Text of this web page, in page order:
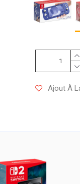
Ajout À